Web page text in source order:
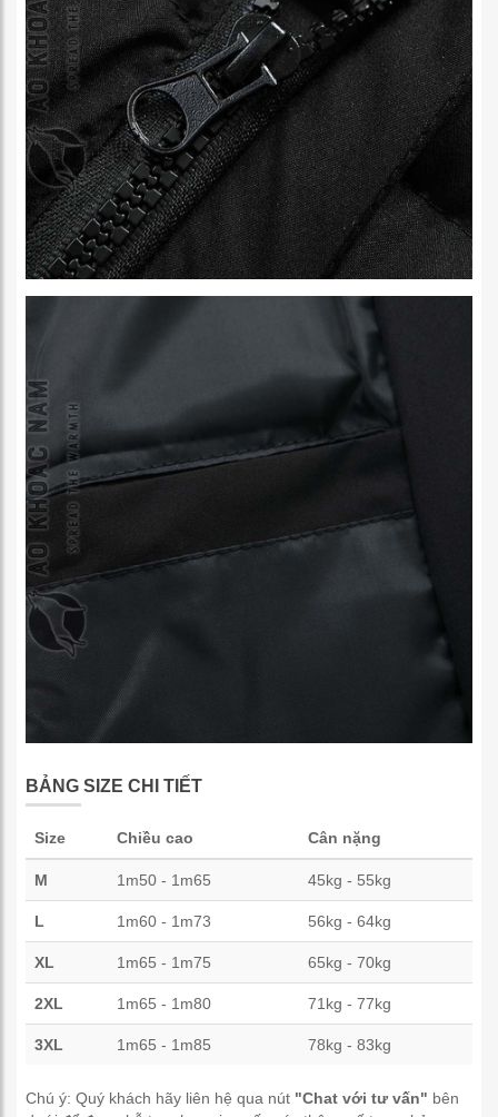
BẢNG SIZE CHI TIẾT
Size Chiều cao Cân nặng
M 1m50 - 1m65 45kg - 55kg
L 1m60 - 1m73 56kg - 64kg
XL 1m65 - 1m75 65kg - 70kg
2XL 1m65 - 1m80 71kg - 77kg
3XL 1m65 - 1m85 78kg - 83kg
Chú ý: Quý khách hãy liên hệ qua nút "Chat với tư vấn" bên